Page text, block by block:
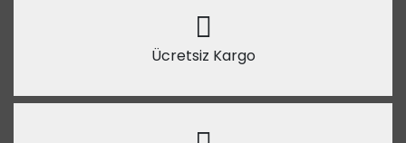
Ücretsiz Kargo